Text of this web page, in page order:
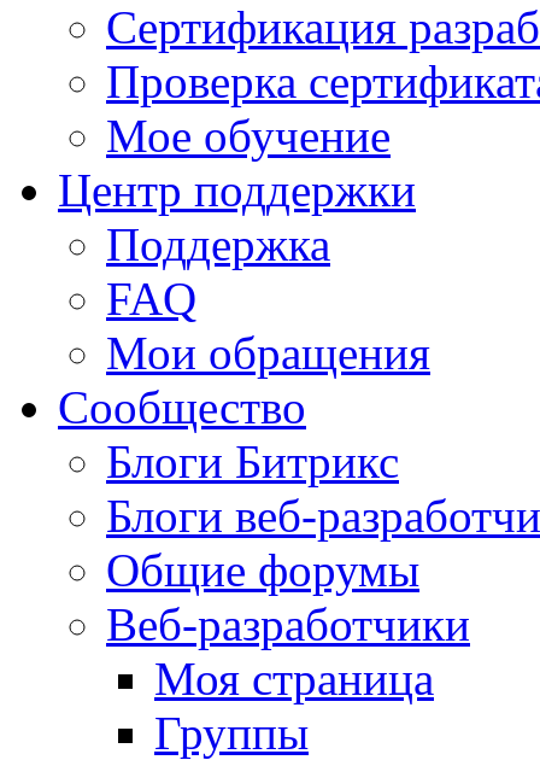
Сертификация
Проверка
Мое обучение
Центр поддержки
Поддержка
FAQ
Мои обращения
Сообщество
Блоги Битрикс
Блоги веб-
Общие форумы
Веб-разработчики
Моя страница
Группы